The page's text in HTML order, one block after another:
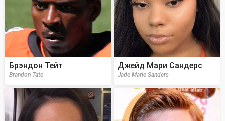
Брэндон Тейт
Brandon Tate
Джейд Мари Сандерс
Jade Marie Sanders